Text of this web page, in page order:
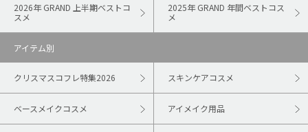
2026年 GRAND 上半期ベストコ
スメ
2025年 GRAND 年間ベストコス
メ
アイテム別
クリスマスコフレ特集2026 スキンケアコスメ
ベースメイクコスメ アイメイク用品